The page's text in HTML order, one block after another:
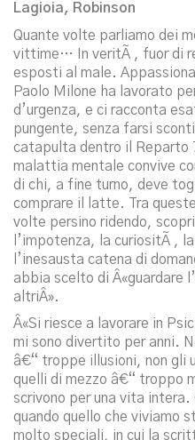
Lagioia, Robinson
Quante volte parliamo dei
vittime… In veritÃ , fuor di
esposti al male.
Paolo Milone ha lavorato
d’urgenza, e ci racconta
pungente, senza farsi
catapulta dentro il Reparto
malattia mentale convive
di chi, a fine turno, deve
comprare il latte. Tra
volte persino ridendo,
l’impotenza, la curiositÃ ,
l’inesausta catena di
abbia scelto di Â«guardare
altriÂ».
Â«Si riesce a lavorare in
mi sono divertito per anni.
â€“ troppe illusioni, non gli
quelli di mezzo â€“ troppo
scrivono per una vita intera.
quando quello che viviamo
molto speciali, in cui la